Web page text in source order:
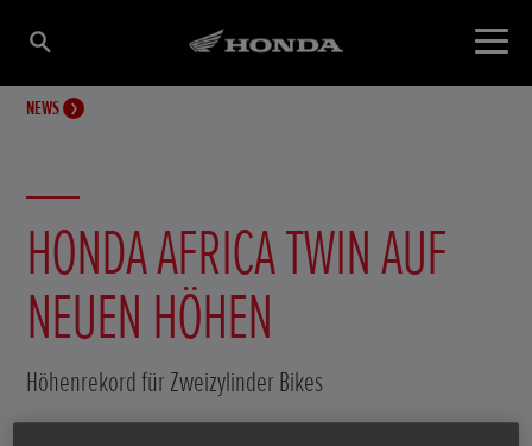
NEWS
HONDA AFRICA TWIN AUF
NEUEN HÖHEN
Höhenrekord für Zweizylinder Bikes